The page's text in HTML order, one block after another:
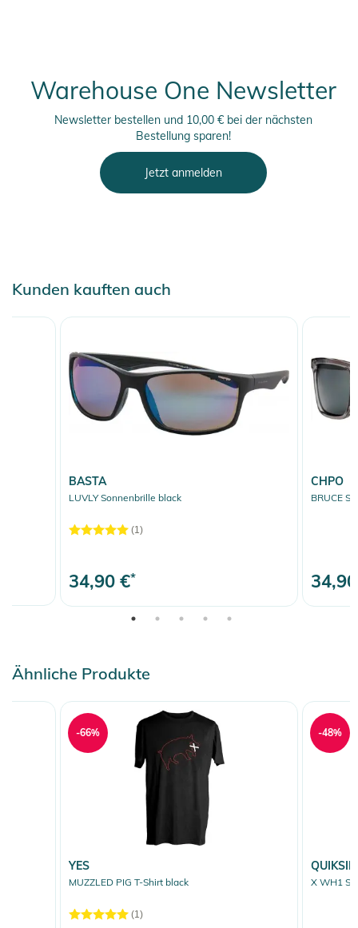
Warehouse One Newsletter
Newsletter bestellen und 10,00 € bei der nächsten
Bestellung sparen!
Jetzt anmelden
Kunden kauften auch
BASTA
LUVLY Sonnenbrille black
(1)
34,90 €*
CHPO
BRUCE
Ähnliche Produkte
YES
MUZZLED PIG T-Shirt black
(1)
-66%
X WH1
-48%